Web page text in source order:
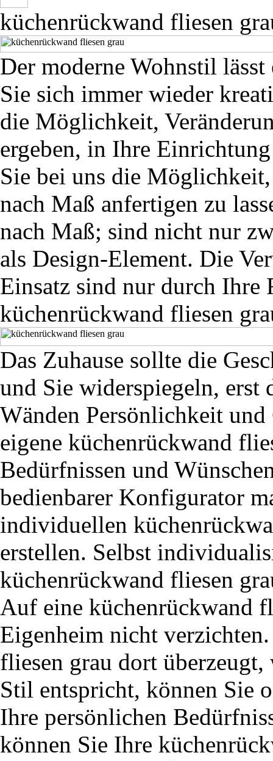
küchenrückwand fliesen
Der moderne Wohnstil
Sie sich immer wieder
die Möglichkeit,
ergeben, in Ihre
Sie bei uns die
nach Maß anfertigen zu
nach Maß; sind nicht nur
als Design-Element. Die
Einsatz sind nur durch Ihre
küchenrückwand fliesen
Das Zuhause sollte die
und Sie widerspiegeln, erst
Wänden Persönlichkeit
eigene küchenrückwand
Bedürfnissen und
bedienbarer Konfigurator
individuellen
erstellen. Selbst
küchenrückwand fliesen
Auf eine küchenrückwand
Eigenheim nicht
fliesen grau dort überzeugt,
Stil entspricht, können Sie
Ihre persönlichen
können Sie Ihre